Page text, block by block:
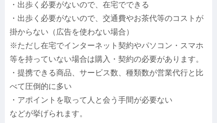
・出歩く必要がないので、在宅でできる
・出歩く必要がないので、交通費やお茶代等のコストが
掛からない（広告を使わない場合）
※ただし在宅でインターネット契約やパソコン・スマホ
等を持っていない場合は購入・契約の必要があります。
・提携できる商品、サービス数、種類数が営業代行と比
べて圧倒的に多い
・アポイントを取って人と会う手間が必要ない
などが挙げられます。